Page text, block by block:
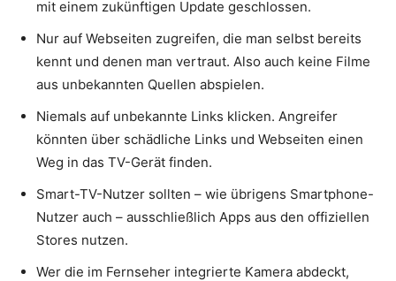
mit einem zukünftigen Update geschlossen.
Nur auf Webseiten zugreifen, die man selbst bereits
kennt und denen man vertraut. Also auch keine Filme
aus unbekannten Quellen abspielen.
Niemals auf unbekannte Links klicken. Angreifer
könnten über schädliche Links und Webseiten einen
Weg in das TV-Gerät finden.
Smart-TV-Nutzer sollten – wie übrigens Smartphone-
Nutzer auch – ausschließlich Apps aus den offiziellen
Stores nutzen.
Wer die im Fernseher integrierte Kamera abdeckt,